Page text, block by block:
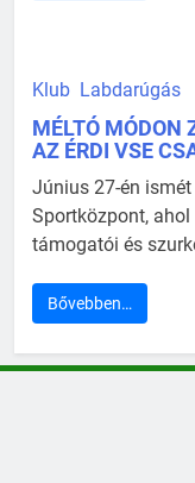
Klub Labdarúgás
MÉLTÓ MÓDON
AZ ÉRDI VSE
Június 27-én
Sportközpont,
támogatói és
Bővebben…